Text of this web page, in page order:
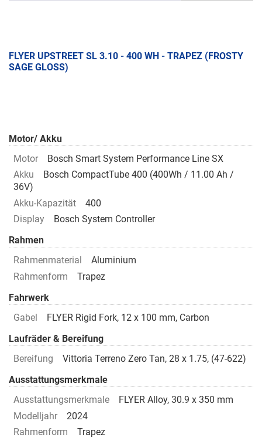
FLYER UPSTREET SL 3.10 - 400 WH - TRAPEZ (FROSTY
SAGE GLOSS)
Motor/ Akku
Motor
Bosch Smart System Performance Line SX
Akku
Bosch CompactTube 400 (400Wh / 11.00 Ah /
36V)
Akku-Kapazität
400
Display
Bosch System Controller
Rahmen
Rahmenmaterial
Aluminium
Rahmenform
Trapez
Fahrwerk
Gabel
FLYER Rigid Fork, 12 x 100 mm, Carbon
Laufräder & Bereifung
Bereifung
Vittoria Terreno Zero Tan, 28 x 1.75, (47-622)
Ausstattungsmerkmale
Ausstattungsmerkmale
FLYER Alloy, 30.9 x 350 mm
Modelljahr
2024
Rahmenform
Trapez